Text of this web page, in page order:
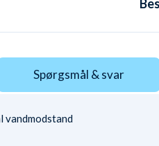
vandmodstand
Spørgsmål & svar